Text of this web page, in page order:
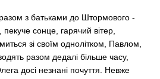
з батьками до Штормового -
сонце, гарячий вітер,
зі своїм однолітком, Павлом,
разом дедалі більше часу,
досі незнані почуття. Невже